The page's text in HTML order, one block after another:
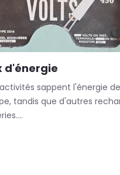
d'énergie
sappent l'énergie de
tandis que d'autres